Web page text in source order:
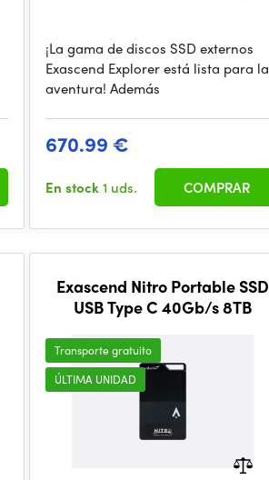
¡La gama de discos SSD externos
Exascend Explorer está lista para la
aventura! Además
670.99 €
En stock1 uds. COMPRAR
Exascend Nitro Portable SSD
USB Type C 40Gb/s 8TB
Transporte gratuito
ÚLTIMA UNIDAD